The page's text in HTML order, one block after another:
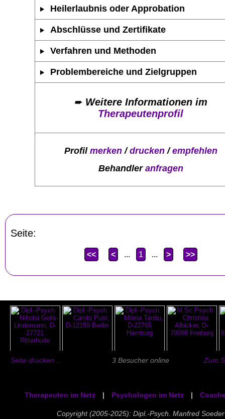
Heilerlaubnis oder Approbation
Abschlüsse und Zertifikate
Verfahren und Methoden
Problembereiche und Zielgruppen
➨ Weitere Informationen im
Therapeutenprofil
Profil merken/drucken/empfehlen
Behandler anfragen
Seite:
<< < ... 1 ... > >>
Seite drucken ... 3 Besucher online Zum
Therapeuten im Netz | Psychologen im Netz |
Copyright (2005-2025): Dipl.-Psych. Manfred Soeder